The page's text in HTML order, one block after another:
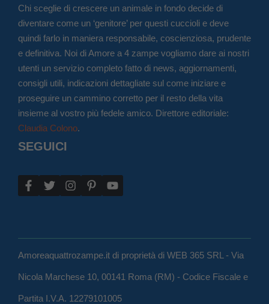
Chi sceglie di crescere un animale in fondo decide di
diventare come un ‘genitore’ per questi cuccioli e deve
quindi farlo in maniera responsabile, coscienziosa, prudente
e definitiva. Noi di Amore a 4 zampe vogliamo dare ai nostri
utenti un servizio completo fatto di news, aggiornamenti,
consigli utili, indicazioni dettagliate sul come iniziare e
proseguire un cammino corretto per il resto della vita
insieme al vostro più fedele amico. Direttore editoriale:
Claudia Colono.
SEGUICI
Amoreaquattrozampe.it di proprietà di WEB 365 SRL - Via
Nicola Marchese 10, 00141 Roma (RM) - Codice Fiscale e
Partita I.V.A. 12279101005